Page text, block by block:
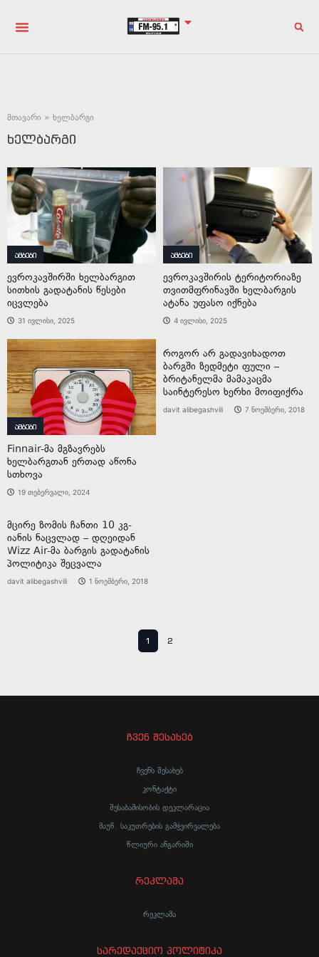
მთავარი » ხელბარგი
ხელბარგი
ამბები
ევროკავშირში ხელბარგით
სითხის გადატანის წესები
იცვლება
31 ივლისი, 2025
ამბები
ევროკავშირის ტერიტორიაზე
თვითმფრინავში ხელბარგის
ატანა უფასო იქნება
4 ივლისი, 2025
ამბები
Finnair-მა მგზავრებს
ხელბარგთან ერთად აწონა
სთხოვა
19 თებერვალი, 2024
როგორ არ გადავიხადოთ
ბარგში ზედმეტი ფული –
ბრიტანელმა მამაკაცმა
საინტერესო ხერხი მოიფიქრა
davit alibegashvili 7 ნოემბერი, 2018
მცირე ზომის ჩანთი 10 კგ-
იანის ნაცვლად – დღეიდან
Wizz Air-მა ბარგის გადატანის
პოლიტიკა შეცვალა
davit alibegashvili 1 ნოემბერი, 2018
1 2
ჩვენ შესახებ
ჩვენს შესახებ
კონტაქტი
შესაბამისობის დეკლარაცია
მაუწ. საკუთრების გამჭვირვალება
წლიური ანგარიში
რეკლამა
რეკლამა
სარედაქციო პოლიტიკა